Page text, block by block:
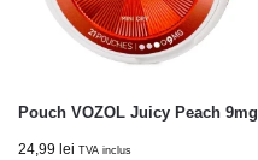
Pouch VOZOL Juicy Peach 9mg
24,99 lei TVA inclus